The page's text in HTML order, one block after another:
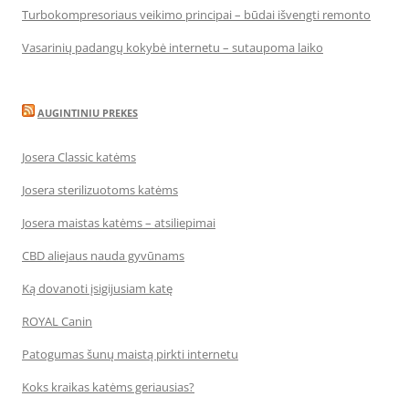
Turbokompresoriaus veikimo principai – būdai išvengti remonto
Vasarinių padangų kokybė internetu – sutaupoma laiko
AUGINTINIU PREKES
Josera Classic katėms
Josera sterilizuotoms katėms
Josera maistas katėms – atsiliepimai
CBD aliejaus nauda gyvūnams
Ką dovanoti įsigijusiam katę
ROYAL Canin
Patogumas šunų maistą pirkti internetu
Koks kraikas katėms geriausias?